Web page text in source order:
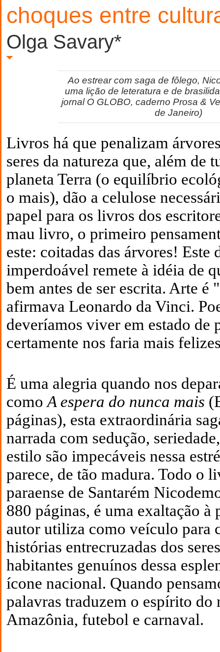
choques entre
Olga Savary*
Ao estrear com saga de fôlego,
uma lição de leteratura e de
jornal O GLOBO, caderno Prosa &
de Janeiro)
Livros há que penalizam
seres da natureza que, além de
planeta Terra (o equilíbrio
o mais), dão a celulose
papel para os livros dos
mau livro, o primeiro
este: coitadas das árvores! Este
imperdoável remete à idéia de
bem antes de ser escrita. Arte é
afirmava Leonardo da Vinci.
deveríamos viver em estado de
certamente nos faria mais
É uma alegria quando nos
comoA espera do nunca mais
páginas), esta extraordinária
narrada com sedução,
estilo são impecáveis nessa
parece, de tão madura. Todo o
paraense de Santarém
880 páginas, é uma exaltação à
autor utiliza como veículo para
histórias entrecruzadas dos
habitantes genuínos dessa
ícone nacional. Quando
palavras traduzem o espírito do
Amazônia, futebol e carnaval.